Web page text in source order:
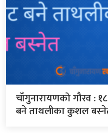
चाँगुनारायणको गौरव :
बने ताथलीका कुशल